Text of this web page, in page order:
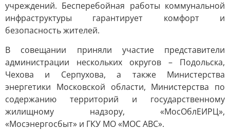
учреждений. Бесперебойная работы коммунальной
инфраструктуры гарантирует комфорт и
безопасность жителей.
В совещании приняли участие представители
администрации нескольких округов – Подольска,
Чехова и Серпухова, а также Министерства
энергетики Московской области, Министерства по
содержанию территорий и государственному
жилищному надзору, «МосОблЕИРЦ»,
«Мосэнергосбыт» и ГКУ МО «МОС АВС».